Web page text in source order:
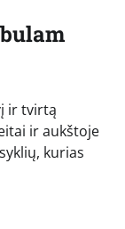
ir tvirtą
ir aukštoje
kurias